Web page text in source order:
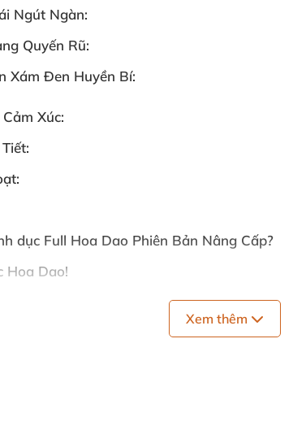
Ngút Ngàn:
Quyến Rũ:
Xám Đen Huyền Bí:
Xúc:
dục Full Hoa Dao Phiên Bản Nâng Cấp?
Hoa Dao!
Hoa Dao nhẹ nhàng nữ tính
cổ trang Hoa Dao nhẹ nhàng nữ tính
Nhìn:
Xem thêm